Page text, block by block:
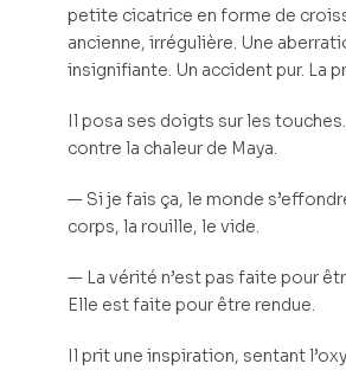
petite cicatrice en forme de
ancienne, irrégulière. Une
insignifiante. Un accident pur. La
Il posa ses doigts sur les
contre la chaleur de Maya.
— Si je fais ça, le monde
corps, la rouille, le vide.
— La vérité n’est pas faite pour
Elle est faite pour être rendue.
Il prit une inspiration, sentant